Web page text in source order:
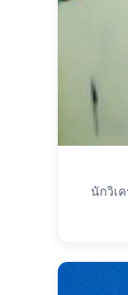
นักวิเ